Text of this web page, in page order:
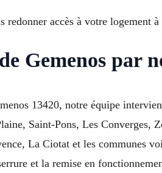
accès à votre logement à
Gemenos par
13420, notre équipe
Saint-Pons, Les Converges,
La Ciotat et les communes
et la remise en